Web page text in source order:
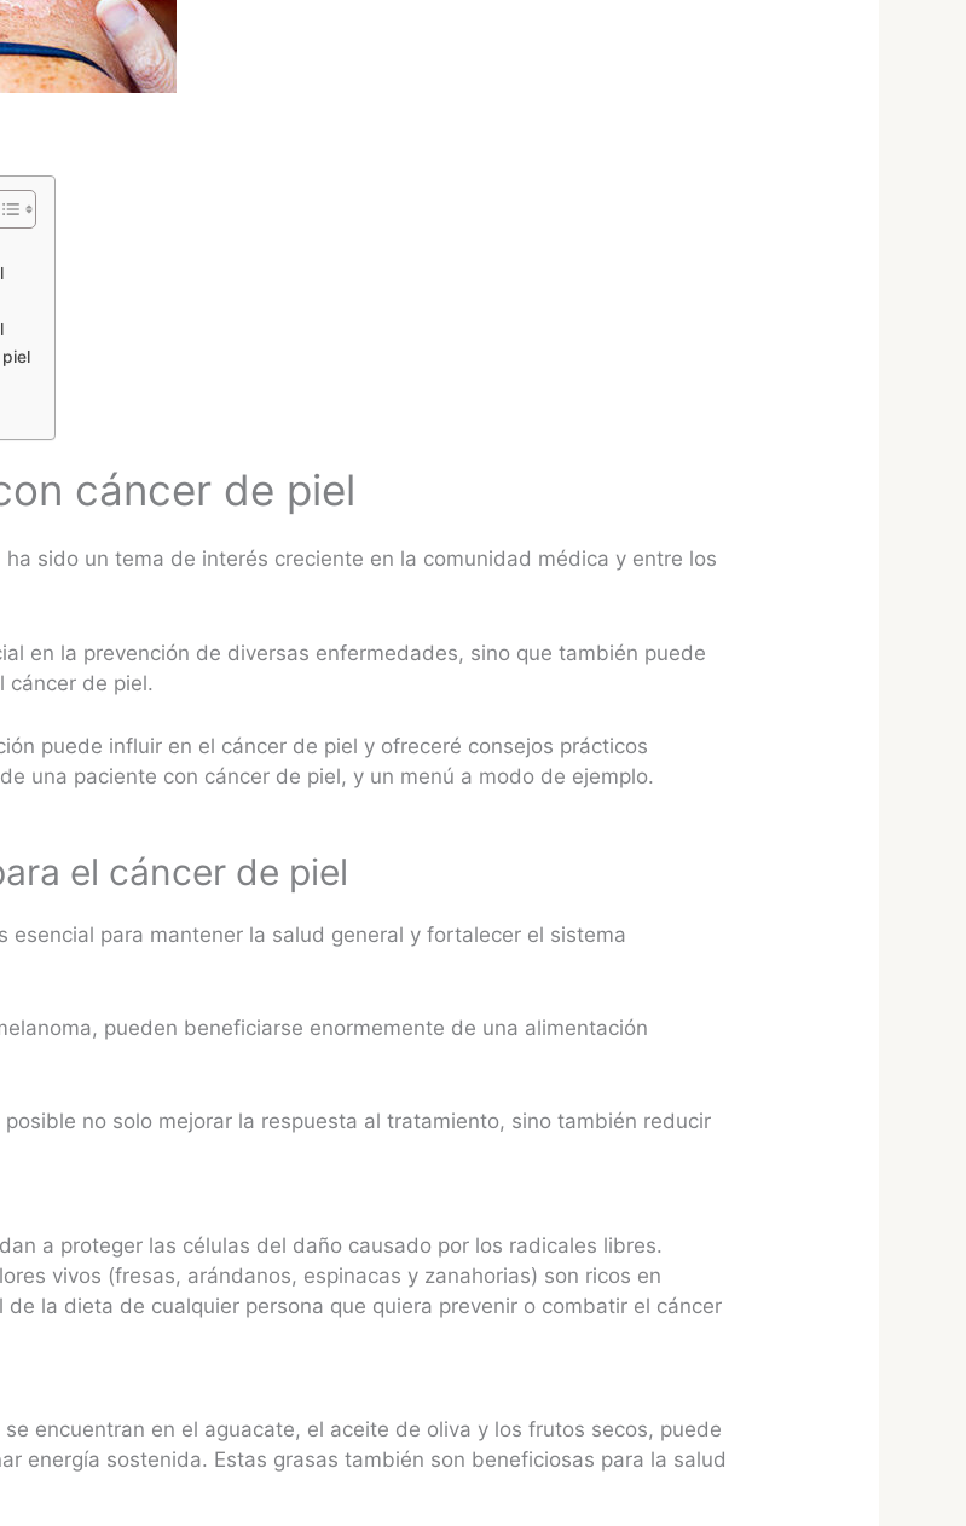
cáncer de piel
sido un tema de interés creciente en la comunidad médica y entre los
en la prevención de diversas enfermedades, sino que también puede
cáncer de piel.
puede influir en el cáncer de piel y ofreceré consejos prácticos
una paciente con cáncer de piel, y un menú a modo de ejemplo.
el cáncer de piel
para mantener la salud general y fortalecer el sistema
pueden beneficiarse enormemente de una alimentación
no solo mejorar la respuesta al tratamiento, sino también reducir
a proteger las células del daño causado por los radicales libres.
vivos (fresas, arándanos, espinacas y zanahorias) son ricos en
la dieta de cualquier persona que quiera prevenir o combatir el cáncer
encuentran en el aguacate, el aceite de oliva y los frutos secos, puede
energía sostenida. Estas grasas también son beneficiosas para la salud